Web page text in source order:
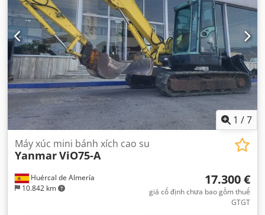
1 /7
Huércal de Almería
10.842 km
Máy xúc mini bánh xích cao su
YanmarViO75-A
17.300 €
giá cố định chưa bao gồm thuế
GTGT